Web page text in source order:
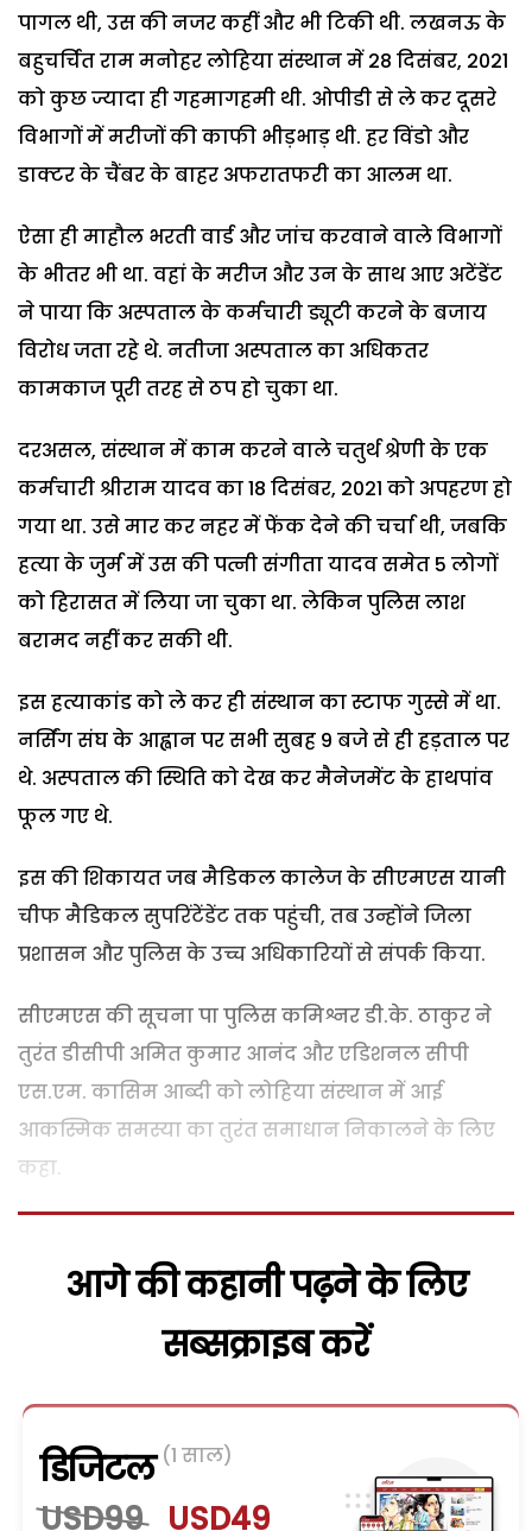
पागल थी, उस की नजर कहीं और भी टिकी थी. लखनऊ के
बहुचर्चित राम मनोहर लोहिया संस्थान में 28 दिसंबर, 2021
को कुछ ज्यादा ही गहमागहमी थी. ओपीडी से ले कर दूसरे
विभागों में मरीजों की काफी भीड़भाड़ थी. हर विंडो और
डाक्टर के चैंबर के बाहर अफरातफरी का आलम था.
ऐसा ही माहौल भरती वार्ड और जांच करवाने वाले विभागों
के भीतर भी था. वहां के मरीज और उन के साथ आए अटेंडेंट
ने पाया कि अस्पताल के कर्मचारी ड्यूटी करने के बजाय
विरोध जता रहे थे. नतीजा अस्पताल का अधिकतर
कामकाज पूरी तरह से ठप हो चुका था.
दरअसल, संस्थान में काम करने वाले चतुर्थ श्रेणी के एक
कर्मचारी श्रीराम यादव का 18 दिसंबर, 2021 को अपहरण हो
गया था. उसे मार कर नहर में फेंक देने की चर्चा थी, जबकि
हत्या के जुर्म में उस की पत्नी संगीता यादव समेत 5 लोगों
को हिरासत में लिया जा चुका था. लेकिन पुलिस लाश
बरामद नहीं कर सकी थी.
इस हत्याकांड को ले कर ही संस्थान का स्टाफ गुस्से में था.
नर्सिंग संघ के आह्वान पर सभी सुबह 9 बजे से ही हड़ताल पर
थे. अस्पताल की स्थिति को देख कर मैनेजमेंट के हाथपांव
फूल गए थे.
इस की शिकायत जब मैडिकल कालेज के सीएमएस यानी
चीफ मैडिकल सुपरिंटेंडेंट तक पहुंची, तब उन्होंने जिला
प्रशासन और पुलिस के उच्च अधिकारियों से संपर्क किया.
सीएमएस की सूचना पा पुलिस कमिश्नर डी.के. ठाकुर ने
तुरंत डीसीपी अमित कुमार आनंद और एडिशनल सीपी
एस.एम. कासिम आब्दी को लोहिया संस्थान में आई
आकस्मिक समस्या का तुरंत समाधान निकालने के लिए
कहा.
आगे की कहानी पढ़ने के लिए
सब्सक्राइब करें
डिजिटल (1 साल)
USD99 USD49